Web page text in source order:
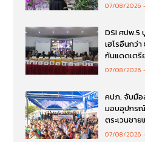
07/08/2026
DSI ศปพ.5
เฮโรอีนกว่
กันแดดเตรี
07/08/2026
คปภ. จับมือ
มอบอุปกรณ์
ตระเวนชา
07/08/2026